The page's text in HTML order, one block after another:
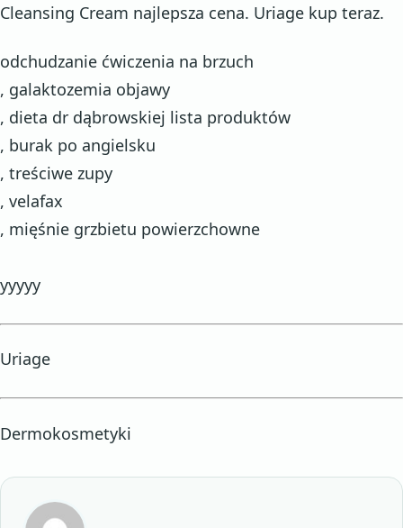
Cleansing Cream najlepsza cena. Uriage kup teraz.
odchudzanie ćwiczenia na brzuch
, galaktozemia objawy
, dieta dr dąbrowskiej lista produktów
, burak po angielsku
, treściwe zupy
, velafax
, mięśnie grzbietu powierzchowne
yyyyy
Uriage
Dermokosmetyki